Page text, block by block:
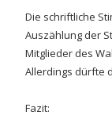
Die schriftliche
Auszählung der
Mitglieder des
Allerdings dürfte
Fazit: